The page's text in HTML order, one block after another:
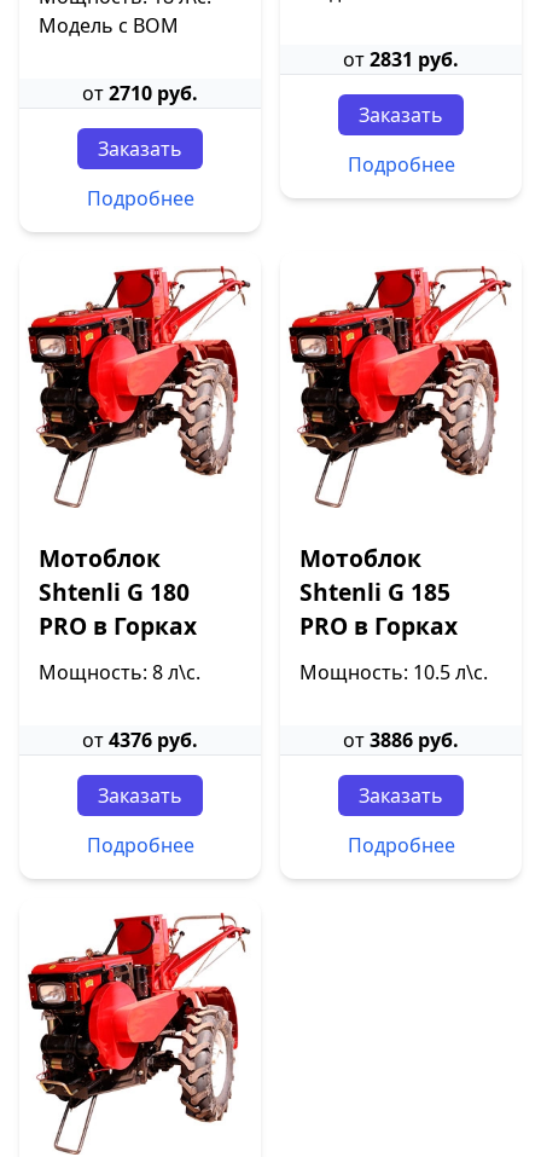
Модель с ВОМ
от2710 руб.
Заказать
Подробнее
от2831 руб.
Заказать
Подробнее
Мотоблок
Shtenli G 180
PRO в Горках
Мощность: 8 л\с.
от4376 руб.
Заказать
Подробнее
Мотоблок
Shtenli G 185
PRO в Горках
Мощность: 10.5 л\с.
от3886 руб.
Заказать
Подробнее